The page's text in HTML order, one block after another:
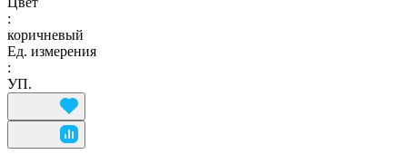
:
коричневый
Ед. измерения
:
УП.